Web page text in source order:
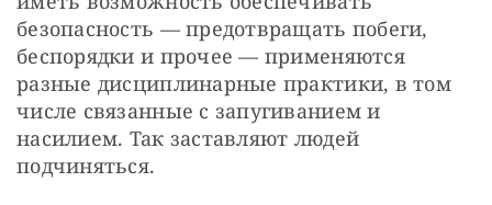
безопасность — предотвращать побеги,
беспорядки и прочее — применяются
разные дисциплинарные практики, в том
числе связанные с запугиванием и
насилием. Так заставляют людей
подчиняться.